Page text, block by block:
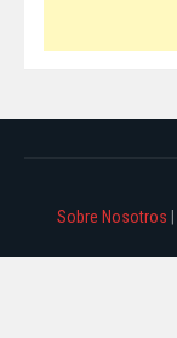
Sobre Nosotros